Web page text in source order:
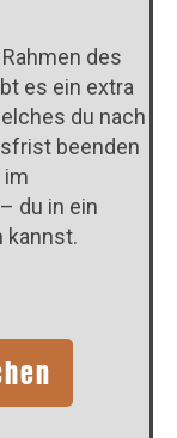
des
es ein extra
du nach
beenden
im
du in ein
kannst.